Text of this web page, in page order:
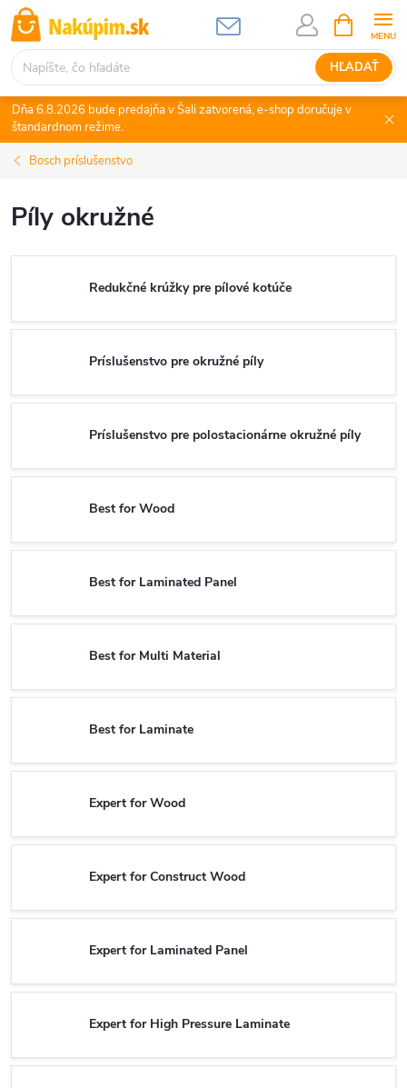
Prejsť
na
obsah
HĽADAŤ
KOŠÍK
Dňa 6.8.2026 bude predajňa v Šali zatvorená, e-shop doručuje v
štandardnom režime.
Bosch príslušenstvo
Píly okružné
Redukčné krúžky pre pílové kotúče
Príslušenstvo pre okružné píly
Príslušenstvo pre polostacionárne okružné píly
Best for Wood
Best for Laminated Panel
Best for Multi Material
Best for Laminate
Expert for Wood
Expert for Construct Wood
Expert for Laminated Panel
Expert for High Pressure Laminate